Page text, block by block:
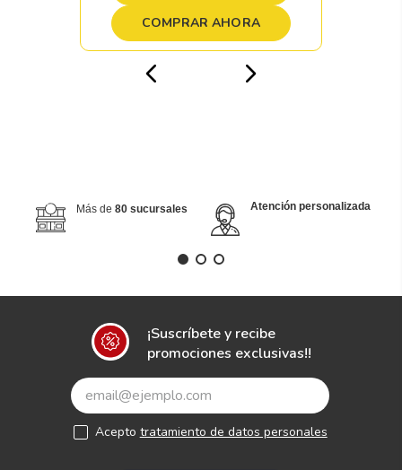
COMPRAR AHORA
Más de 80 sucursales Atención personalizada
¡Suscríbete y recibe
promociones exclusivas!!
Acepto tratamiento de datos personales